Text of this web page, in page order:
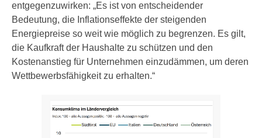
entgegenzuwirken: „Es ist von entscheidender
Bedeutung, die Inflationseffekte der steigenden
Energiepreise so weit wie möglich zu begrenzen. Es gilt,
die Kaufkraft der Haushalte zu schützen und den
Kostenanstieg für Unternehmen einzudämmen, um deren
Wettbewerbsfähigkeit zu erhalten.“